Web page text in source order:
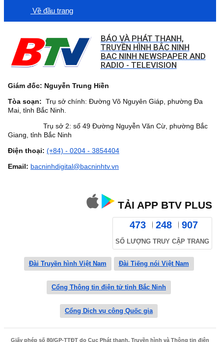
Về đầu trang
BÁO VÀ PHÁT THANH,
TRUYỀN HÌNH BẮC NINH
BAC NINH NEWSPAPER AND
RADIO - TELEVISION
Giám đốc: Nguyễn Trung Hiền
Tòa soạn: Trụ sở chính: Đường Võ Nguyên Giáp, phường Đa
Mai, tỉnh Bắc Ninh.
Trụ sở 2: số 49 Đường Nguyễn Văn Cừ, phường Bắc
Giang, tỉnh Bắc Ninh
Điện thoại: (+84) - 0204 - 3854404
Email: bacninhdigital@bacninhtv.vn
TẢI APP BTV PLUS
473 248 907
SỐ LƯỢNG TRUY CẬP TRANG
Đài Truyền hình Việt Nam Đài Tiếng nói Việt Nam
Cổng Thông tin điện tử tỉnh Bắc Ninh
Cổng Dịch vụ công Quốc gia
Giấy phép số 80/GP-TTĐT do Cục Phát thanh, Truyền hình và Thông tin điện